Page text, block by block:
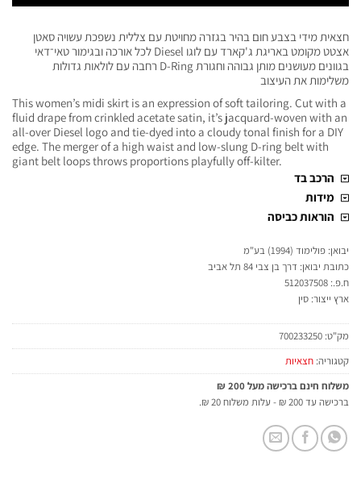
חצאית מידי בצבע חום בהיר בגזרה מחויטת עם צללית נשפכת עשויה סאטן
אצטט מקומט באריגת ג'קארד עם לוגו Diesel לכל אורכה ובגימור טאי־דאי
בגוונים מעושנים מותן גבוהה וחגורת D-Ring רחבה עם לולאות גדולות
משלימות את העיצוב
This women’s midi skirt is an expression of soft tailoring. Cut with a
fluid drape from crinkled acetate satin, it’s jacquard-woven with an
all-over Diesel logo and tie-dyed into a cloudy tonal finish for a DIY
edge. The merger of a high waist and low-slung D-ring belt with
giant belt loops throws proportions playfully off-kilter.
הרכב בד
מידות
הוראות כביסה
יבואן: פולימוד (1994) בע"מ
כתובת יבואן: דרך בן צבי 84 תל אביב
ח.פ.: 512037508
ארץ ייצור: סין
מק"ט: 700233250
קטגוריה: חצאיות
משלוח חינם ברכישה מעל 200 ₪
ברכישה עד 200 ₪ - עלות משלוח 20 ₪.